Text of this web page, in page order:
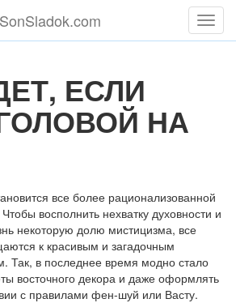
Меню
ЕСЛИ
НА
все более рационализованной
восполнить нехватку духовности и
некоторую долю мистицизма, все
к красивым и загадочным
Так, в последнее время модно стало
восточного декора и даже оформлять
с правилами фен-шуй или Васту.